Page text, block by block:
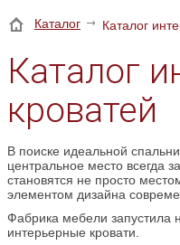
Каталог Каталог
Каталог
кроватей
В поиске идеальной
центральное место всегда
становятся не просто
элементом дизайна
Фабрика мебели запустила
интерьерные кровати.